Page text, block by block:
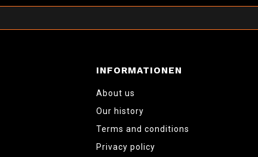
INFORMATIONEN
About us
Our history
Terms and conditions
Privacy policy